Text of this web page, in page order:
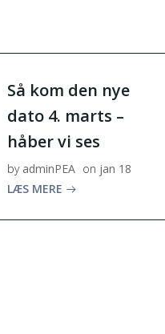
Så kom den nye
dato 4. marts –
håber vi ses
by adminPEA on jan 18
LÆS MERE